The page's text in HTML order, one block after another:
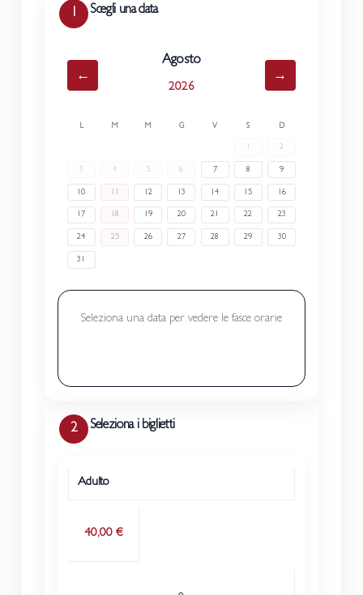
1 Scegli una data
←
Agosto
2026
→
L M M G V S D
2
3 4 5 6 7 8 9
10 12 13 14 15 16
17 18 19 20 21 22 23
24 25 26 27 28 29 30
31
Seleziona una data per vedere le fasce orarie
2 Seleziona i biglietti
Tipo biglietto
Prezzo
Quantità
Adulto
40,00 €